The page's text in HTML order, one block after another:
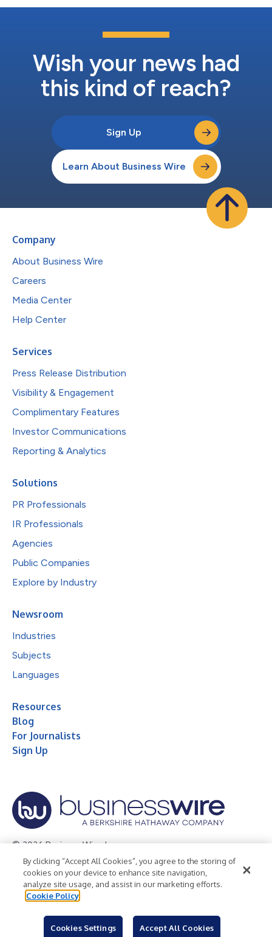
Wish your news had
this kind of reach?
Sign Up
Learn About Business Wire
Company
About Business Wire
Careers
Media Center
Help Center
Services
Press Release Distribution
Visibility & Engagement
Complimentary Features
Investor Communications
Reporting & Analytics
Solutions
PR Professionals
IR Professionals
Agencies
Public Companies
Explore by Industry
Newsroom
Industries
Subjects
Languages
Resources
Blog
For Journalists
Sign Up
© 2026 Business Wire, Inc.
Privacy Policy Cookie Policy
Accessibility Statement
Terms of Use
Legal
By clicking “Accept All Cookies”, you agree to the storing of
cookies on your device to enhance site navigation,
analyze site usage, and assist in our marketing efforts.
Cookie Policy
Cookies Settings Accept All Cookies